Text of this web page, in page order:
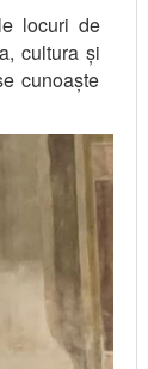
locuri de
cultura și
cunoaște